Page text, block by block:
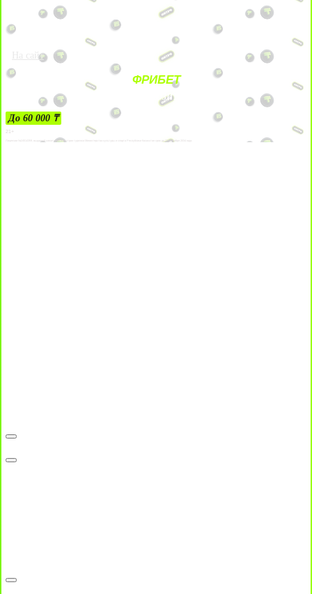
На сайт
ФРИБЕТ
ЗА ДЕПОЗИТЫ
До 60 000 ₸
21+
Лицензии №24514359, выданной комитетом индустрии туризма Министерства культуры и спорта Республики Казахстан срок до 27 сентября 2034 года.